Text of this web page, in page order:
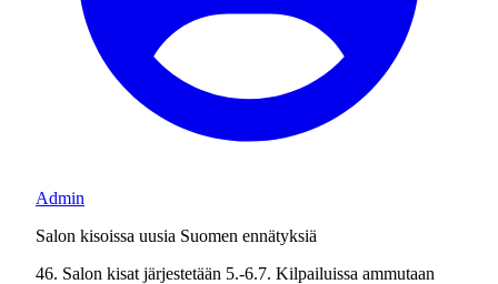
Admin
Salon kisoissa uusia Suomen ennätyksiä
46. Salon kisat järjestetään 5.-6.7. Kilpailuissa ammutaan